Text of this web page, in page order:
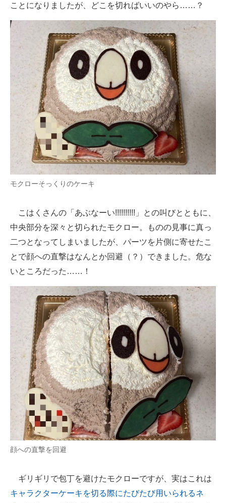
電子設計の基本と応用
エネルギーの専門メディア
建設×テクノロジーの最前線
ちょっと気になるネットの話題
ことになりましたが、どこを切ればいいのやら……？
モクローそっくりのケーキ
こはくさんの「あぶなーい!!!!!!!!!!」との叫びとともに、
中央部分を深々と切られたモクロー。ものの見事に真っ
二つとなってしまいましたが、パーツを片側に寄せたこ
とで顔への直撃はなんとか回避（？）できました。危な
いところだった……！
顔への直撃を回避
ギリギリで包丁を避けたモクローですが、実はこれは
キャラクターケーキを切る際にたびたび用いられるネ